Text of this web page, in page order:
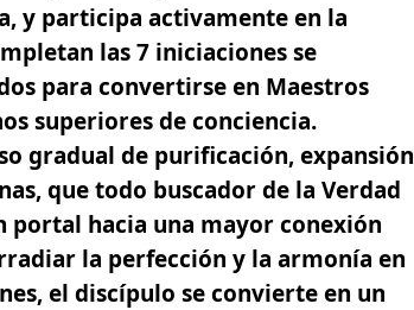
y participa activamente en la
las7 iniciacionesse
para convertirse en Maestros
superiores de conciencia.
gradual de purificación, expansión
que todo buscador de la Verdad
portal hacia una mayor conexión
la perfección y la armonía en
, el discípulo se convierte en un